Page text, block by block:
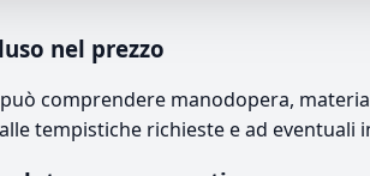
nel prezzo
comprendere manodopera,
tempistiche richieste e ad